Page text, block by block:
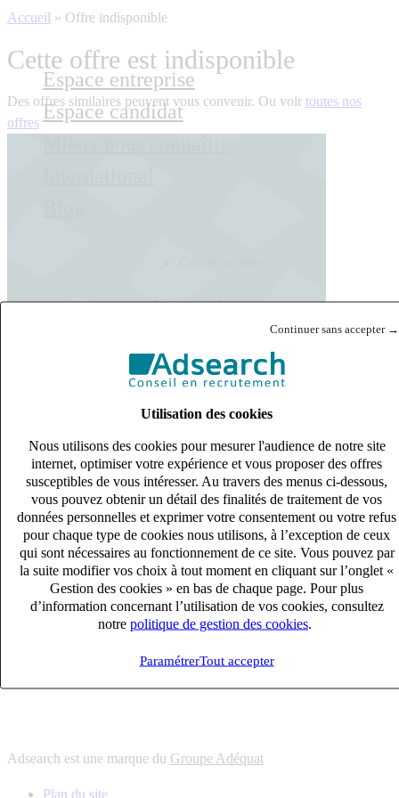
Continuer sans accepter →
Utilisation des cookies
Nous utilisons des cookies pour mesurer l'audience de notre site
internet, optimiser votre expérience et vous proposer des offres
susceptibles de vous intéresser. Au travers des menus ci-dessous,
vous pouvez obtenir un détail des finalités de traitement de vos
données personnelles et exprimer votre consentement ou votre refus
pour chaque type de cookies nous utilisons, à l’exception de ceux
qui sont nécessaires au fonctionnement de ce site. Vous pouvez par
la suite modifier vos choix à tout moment en cliquant sur l’onglet «
Gestion des cookies » en bas de chaque page. Pour plus
d’information concernant l’utilisation de vos cookies, consultez
notre politique de gestion des cookies
ParamétrerTout accepter
Espace entreprise
Espace candidat
Français English
Accueil » Offre indisponible
Cette offre est indisponible
Des offres similaires peuvent vous convenir. Ou voir toutes nos
offres
s'adapter à vos besoin en recrutement
10 univers
connaître votre secteur et ses enjeux
12 bureaux en France
proximité avec nos clients et nos talents
6 solutions
s'adapter à vos besoin en recrutement
10 univers
connaître votre secteur et ses enjeux
proximité avec nos clients et nos talents
Adsearch est une marque du Groupe Adéquat
Plan du site